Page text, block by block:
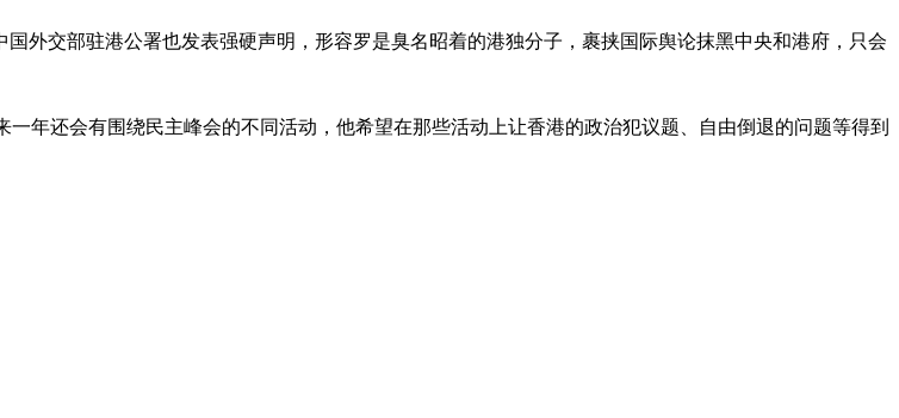
外交部驻港公署也发表强硬声明，形容罗是臭名昭着的港独分子，裹挟国际舆论抹黑中央和港府，只会
年还会有围绕民主峰会的不同活动，他希望在那些活动上让香港的政治犯议题、自由倒退的问题等得到